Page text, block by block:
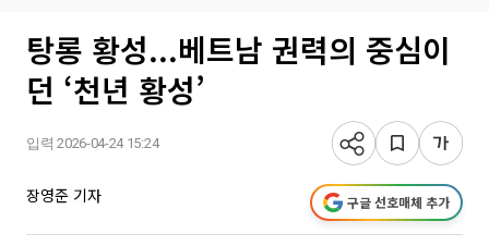
탕롱 황성...베트남 권력의 중심이
던 ‘천년 황성’
입력 2026-04-24 15:24
장영준 기자 구글 선호매체 추가